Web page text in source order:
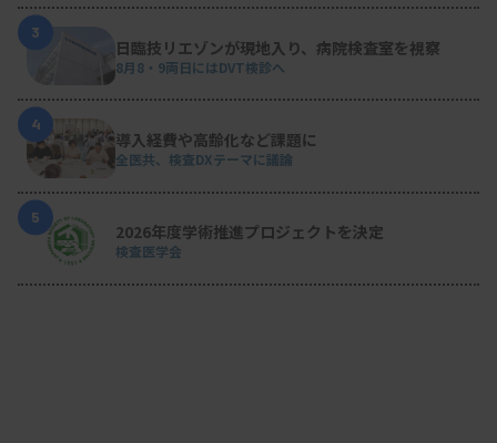
3
日臨技リエゾンが現地入り、病院検査室を視察
8月8・9両日にはDVT検診へ
4
導入経費や高齢化など課題に
全医共、検査DXテーマに議論
5
2026年度学術推進プロジェクトを決定
検査医学会